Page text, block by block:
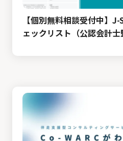
【個別無料相談受付中】
ェックリスト（公認会計士